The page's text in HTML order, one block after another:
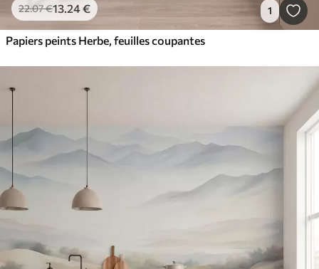
22.07€13.24€ 1
Papiers peints Herbe, feuilles coupantes